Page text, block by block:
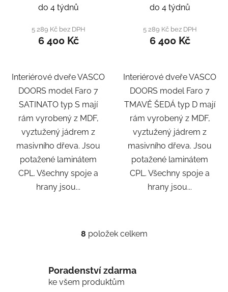
do 4 týdnů
5 289 Kč bez DPH
6 400 Kč
Interiérové dveře VASCO
DOORS model Faro 7
SATINATO typ S mají
rám vyrobený z MDF,
vyztužený jádrem z
masivního dřeva. Jsou
potažené laminátem
CPL. Všechny spoje a
hrany jsou...
do 4 týdnů
5 289 Kč bez DPH
6 400 Kč
Interiérové dveře VASCO
DOORS model Faro 7
TMAVĚ ŠEDÁ typ D mají
rám vyrobený z MDF,
vyztužený jádrem z
masivního dřeva. Jsou
potažené laminátem
CPL. Všechny spoje a
hrany jsou...
O
á
d
8 položek celkem
Poradenství zdarma
ke všem produktům